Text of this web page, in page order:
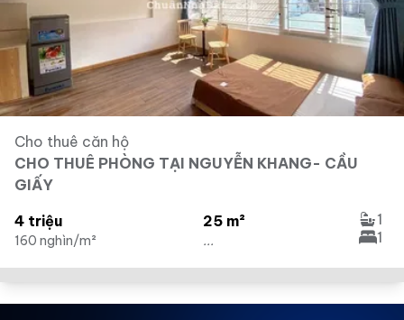
Cho thuê căn hộ
CHO THUÊ PHÒNG TẠI NGUYỄN KHANG- CẦU
GIẤY
4 triệu
160 nghìn/m²
25 m²
...
1
1